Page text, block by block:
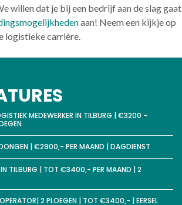
willen dat je bij een bedrijf aan de slag gaat
aan! Neem een kijkje op
logistieke carrière.
MEDEWERKER IN TILBURG | €3200 –
| €2900,- PER MAAND | DAGDIENST
IN TILBURG | TOT €3400,- PER MAAND | 2
2 PLOEGEN | TOT €3400,- | EERSEL